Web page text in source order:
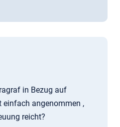
in Bezug auf
angenommen ,
reicht?